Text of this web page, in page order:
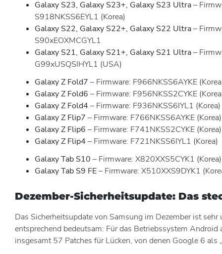
Galaxy S23, Galaxy S23+, Galaxy S23 Ultra–
S918NKSS6EYL1 (Korea)
Galaxy S22, Galaxy S22+, Galaxy S22 Ultra–
S90xEOXMCGYL1
Galaxy S21, Galaxy S21+, Galaxy S21 Ultra–
G99xUSQSIHYL1 (USA)
Galaxy Z Fold7 – Firmware: F966NKSS6AYKE
Galaxy Z Fold6 – Firmware: F956NKSS2CYKE
Galaxy Z Fold4 – Firmware: F936NKSS6IYL1 (Korea)
Galaxy Z Flip7 – Firmware: F766NKSS6AYKE (Korea)
Galaxy Z Flip6 – Firmware: F741NKSS2CYKE (Korea)
Galaxy Z Flip4 – Firmware: F721NKSS6IYL1 (Korea)
Galaxy Tab S10 – Firmware: X820XXS5CYK1 (Korea)
Galaxy Tab S9 FE– Firmware: X510XXS9DYK1
Dezember-Sicherheitsupdate: Das
Das Sicherheitsupdate von Samsung im Dezember ist sehr
entsprechend bedeutsam: Für das Betriebssystem Android
insgesamt 57 Patches für Lücken, von denen Google 6 als